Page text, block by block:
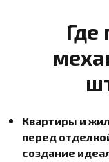
Где
Квартиры и
перед
создание